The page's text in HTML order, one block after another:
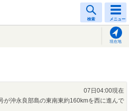
検索 メニュー
現在地
07日04:00現在
が沖永良部島の東南東約160kmを西に進んで